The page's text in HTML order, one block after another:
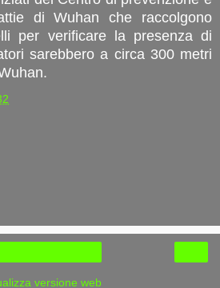
di Wuhan che raccolgono
per verificare la presenza di
sarebbero a circa 300 metri
versione web